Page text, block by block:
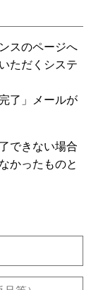
スのページへ
ただくシステ
了」メールが
できない場合
かったものと